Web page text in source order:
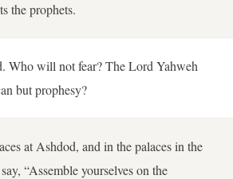
the prophets.
Who will not fear? The Lord Yahweh
but prophesy?
at Ashdod, and in the palaces in the
“Assemble yourselves on the